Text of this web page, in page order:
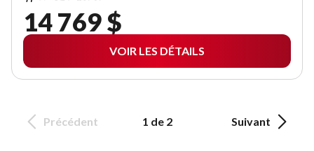
14 769 $
VOIR LES DÉTAILS
Précédent 1 de 2 Suivant